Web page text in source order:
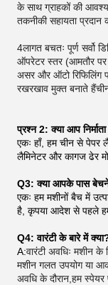
के साथ ग्राहकों की
तकनीकी सहायता प्रदान
4लागत बचतः पूर्ण सर्वो
ऑपरेटर स्तर (आमतौर पर
असर और ऑटो रिफिलिंग
रखरखाव मुक्त बनाते
प्रश्न 2: क्या आप
एकः हाँ, हम चीन से पेपर
लैमिनेटर और कागज ढेर
Q3: क्या आपके पास
एकः हम मशीनों बैच में
है, कृपया आदेश से पहले
Q4: वारंटी के बारे में
A:वारंटी अवधिः मशीन के
मशीन गलत उपयोग या
अवधि के दौरान,हम